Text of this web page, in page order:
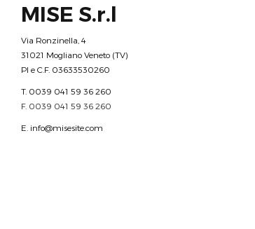
MISE S.r.l
Via Ronzinella, 4
31021 Mogliano Veneto (TV)
PI e C.F. 03633530260
T. 0039 041 59 36 260
F. 0039 041 59 36 260
E. info@misesite.com